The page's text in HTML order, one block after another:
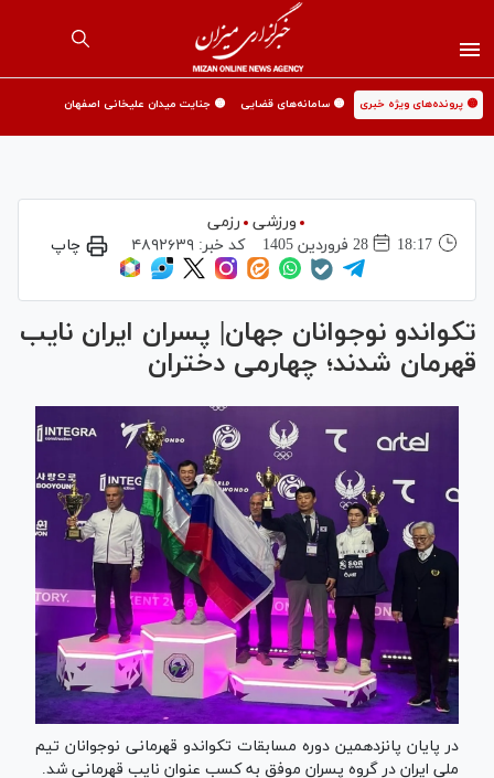
🟡 پرونده‌های ویژه خبری 🟡 سامانه‌های قضایی 🟡 جنایت میدان علیخانی اصفهان
ورزشی
رزمی
18:17
28 فروردين 1405 کد خبر: ۴۸۹۲۶۳۹ چاپ
تکواندو نوجوانان جهان| پسران ایران نایب
قهرمان شدند؛ چهارمی دختران
در پایان پانزدهمین دوره مسابقات تکواندو قهرمانی نوجوانان تیم
ملی ایران در گروه پسران موفق به کسب عنوان نایب قهرمانی شد.